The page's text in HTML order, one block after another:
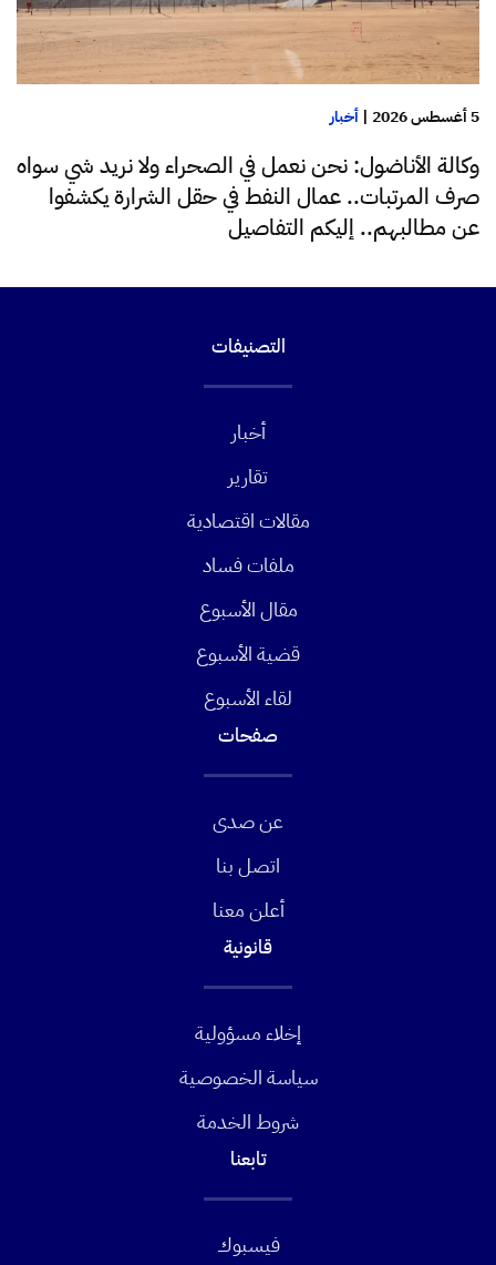
5 أغسطس 2026 | أخبار
وكالة الأناضول: نحن نعمل في الصحراء ولا نريد شي سواه
صرف المرتبات.. عمال النفط في حقل الشرارة يكشفوا
عن مطالبهم.. إليكم التفاصيل
التصنيفات
أخبار
تقارير
مقالات اقتصادية
ملفات فساد
مقال الأسبوع
قضية الأسبوع
لقاء الأسبوع
صفحات
عن صدى
اتصل بنا
أعلن معنا
قانونية
إخلاء مسؤولية
سياسة الخصوصية
شروط الخدمة
تابعنا
فيسبوك